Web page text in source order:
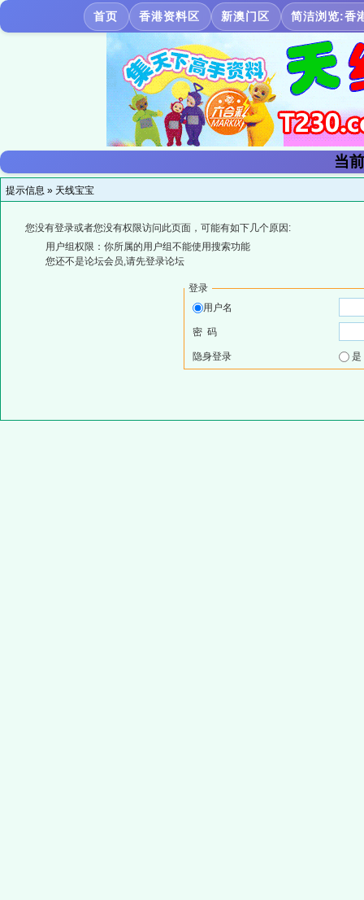
首页 香港资料区 新澳门区 简洁浏览:香
当
提示信息 » 天线宝宝
您没有登录或者您没有权限访问此页面，可能有如下几个原因:
用户组权限：你所属的用户组不能使用搜索功能
您还不是论坛会员,请先登录论坛
登录
用户名
密 码
隐身登录